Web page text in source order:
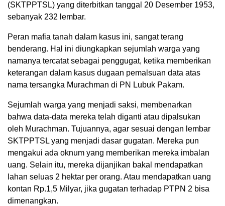
(SKTPPTSL) yang diterbitkan tanggal 20 Desember 1953,
sebanyak 232 lembar.
Peran mafia tanah dalam kasus ini, sangat terang
benderang. Hal ini diungkapkan sejumlah warga yang
namanya tercatat sebagai penggugat, ketika memberikan
keterangan dalam kasus dugaan pemalsuan data atas
nama tersangka Murachman di PN Lubuk Pakam.
Sejumlah warga yang menjadi saksi, membenarkan
bahwa data-data mereka telah diganti atau dipalsukan
oleh Murachman. Tujuannya, agar sesuai dengan lembar
SKTPPTSL yang menjadi dasar gugatan. Mereka pun
mengakui ada oknum yang memberikan mereka imbalan
uang. Selain itu, mereka dijanjikan bakal mendapatkan
lahan seluas 2 hektar per orang. Atau mendapatkan uang
kontan Rp.1,5 Milyar, jika gugatan terhadap PTPN 2 bisa
dimenangkan.